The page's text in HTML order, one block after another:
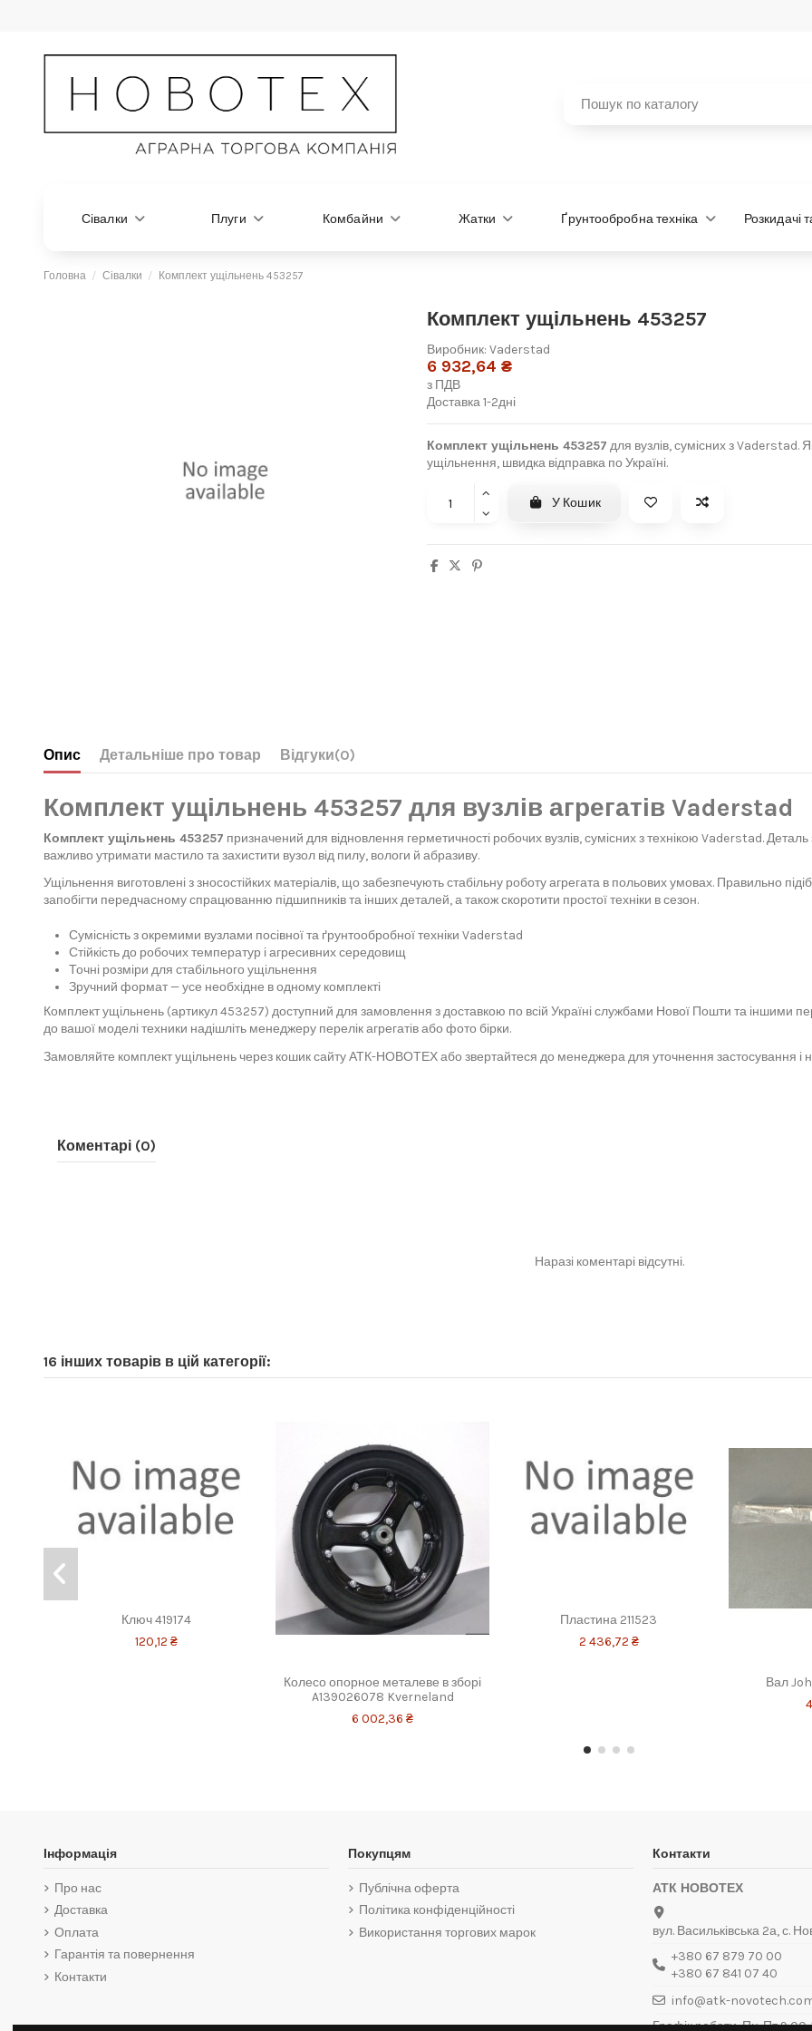
Сівалки Плуги Комбайни Жатки Ґрунтообробна техніка Розкидачі
Головна Сівалки Комплект ущільнень 453257
Комплект ущільнень 453257
Виробник: Vaderstad
6 932,64 ₴
з ПДВ
Доставка 1-2дні
Комплект ущільнень 453257 для вузлів, сумісних з Vaderstad.
ущільнення, швидка відправка по Україні.
У Кошик
Опис Детальніше про товар Відгуки(0)
Комплект ущільнень 453257 для вузлів агрегатів Vaderstad
Комплект ущільнень 453257 призначений для відновлення герметичності робочих вузлів, сумісних з технікою Vaderstad.
важливо утримати мастило та захистити вузол від пилу, вологи й абразиву.
Ущільнення виготовлені з зносостійких матеріалів, що забезпечують стабільну роботу агрегата в польових умовах. Правильно
запобігти передчасному спрацюванню підшипників та інших деталей, а також скоротити простої техніки в сезон.
Сумісність з окремими вузлами посівної та ґрунтообробної техніки Vaderstad
Стійкість до робочих температур і агресивних середовищ
Точні розміри для стабільного ущільнення
Зручний формат — усе необхідне в одному комплекті
Комплект ущільнень (артикул 453257) доступний для замовлення з доставкою по всій Україні службами Нової Пошти та іншими
до вашої моделі техники надішліть менеджеру перелік агрегатів або фото бірки.
Замовляйте комплект ущільнень через кошик сайту АТК-НОВОТЕХ або звертайтеся до менеджера для уточнення застосування і
Коментарі (0)
Наразі коментарі відсутні.
16 інших товарів в цій категорії:
Ключ 419174
120,12 ₴
Колесо опорное металеве в зборі
A139026078 Kverneland
6 002,36 ₴
Пластина 211523
2 436,72 ₴
Вал
Інформація
Про нас
Доставка
Оплата
Гарантія та повернення
Контакти
Покупцям
Публічна оферта
Політика конфіденційності
Використання торгових марок
Контакти
АТК НОВОТЕХ
вул. Васильківська 2а, с.
+380 67 879 70 00
+380 67 841 07 40
info@atk-
Графік роботи: Пн-Пт